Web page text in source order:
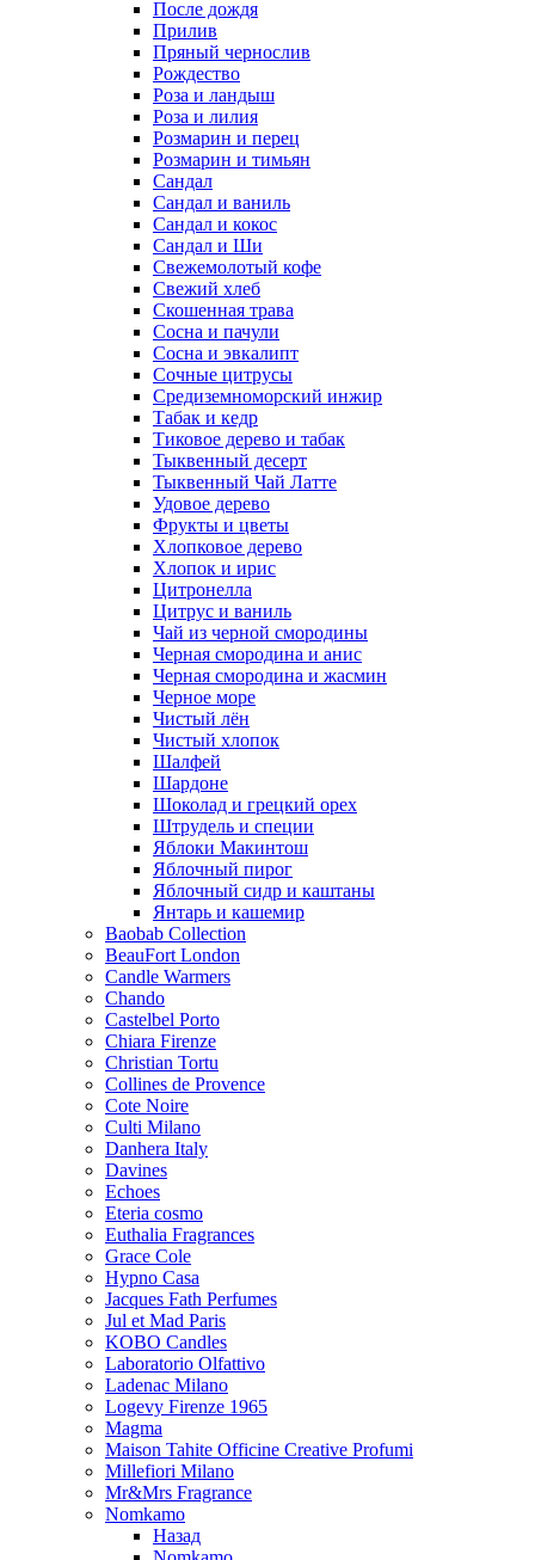
После дождя
Прилив
Пряный чернослив
Рождество
Роза и ландыш
Роза и лилия
Розмарин и перец
Розмарин и тимьян
Сандал
Сандал и ваниль
Сандал и кокос
Сандал и Ши
Свежемолотый кофе
Свежий хлеб
Скошенная трава
Сосна и пачули
Сосна и эвкалипт
Сочные цитрусы
Средиземноморский инжир
Табак и кедр
Тиковое дерево и табак
Тыквенный десерт
Тыквенный Чай Латте
Удовое дерево
Фрукты и цветы
Хлопковое дерево
Хлопок и ирис
Цитронелла
Цитрус и ваниль
Чай из черной смородины
Черная смородина и анис
Черная смородина и жасмин
Черное море
Чистый лён
Чистый хлопок
Шалфей
Шардоне
Шоколад и грецкий орех
Штрудель и специи
Яблоки Макинтош
Яблочный пирог
Яблочный сидр и каштаны
Янтарь и кашемир
Baobab Collection
BeauFort London
Candle Warmers
Chando
Castelbel Porto
Chiara Firenze
Christian Tortu
Collines de Provence
Cote Noire
Culti Milano
Danhera Italy
Davines
Echoes
Eteria cosmo
Euthalia Fragrances
Grace Cole
Hypno Casa
Jacques Fath Perfumes
Jul et Mad Paris
KOBO Candles
Laboratorio Olfattivo
Ladenac Milano
Logevy Firenze 1965
Magma
Maison Tahite Officine Creative Profumi
Millefiori Milano
Mr&Mrs Fragrance
Nomkamo
Назад